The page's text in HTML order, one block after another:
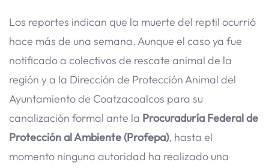
Los reportes indican que la muerte del reptil ocurrió
hace más de una semana. Aunque el caso ya fue
notificado a colectivos de rescate animal de la
región y a la Dirección de Protección Animal del
Ayuntamiento de Coatzacoalcos para su
canalización formal ante la Procuraduría Federal de
Protección al Ambiente (Profepa), hasta el
momento ninguna autoridad ha realizado una